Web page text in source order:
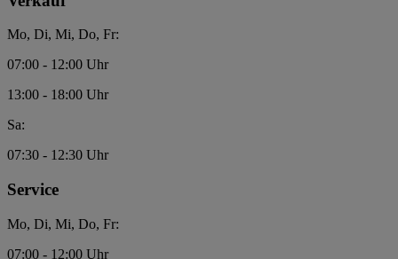
Mo, Di, Mi, Do, Fr:
07:00 - 12:00 Uhr
13:00 - 18:00 Uhr
Sa:
07:30 - 12:30 Uhr
Service
Mo, Di, Mi, Do, Fr:
07:00 - 12:00 Uhr